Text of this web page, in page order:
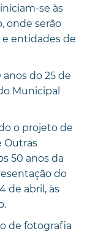
se às
onde serão
e entidades de
do 25 de
Municipal
o projeto de
Outras
50 anos da
do
de abril, às
de fotografia